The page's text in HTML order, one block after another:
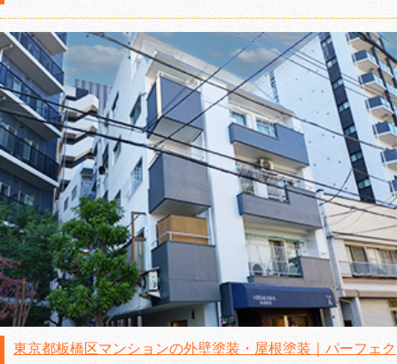
東京都板橋区マンションの外壁塗装・屋根塗装｜パーフェク